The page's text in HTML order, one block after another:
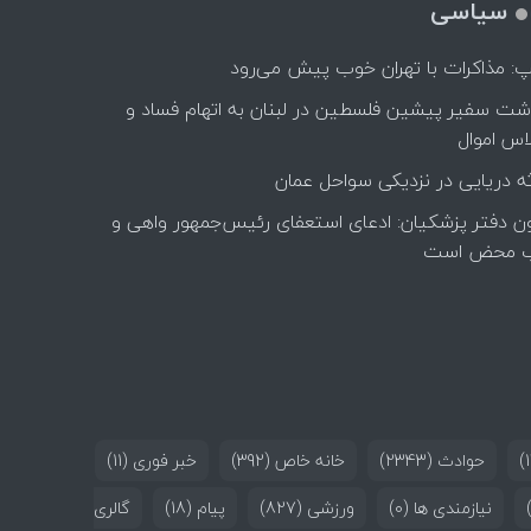
سیاسی
مذاکرات با تهران خوب پیش می‌رود
سفیر پیشین فلسطین در لبنان به اتهام فساد و
اموال
دریایی در نزدیکی سواحل عمان
دفتر پزشکیان: ادعای استعفای رئیس‌جمهور واهی و
محض است
حوادث (2343) خانه خاص (392) خبر فوری (11)
نیازمندی ها (0) ورزشی (827) پیام (18) گالری